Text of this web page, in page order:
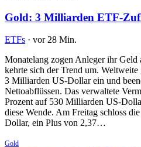
Gold: 3 Milliarden ETF-
ETFs · vor 28 Min.
Monatelang zogen Anleger ihr
kehrte sich der Trend um. Weltweite
3 Milliarden US-Dollar ein und
Nettoabflüssen. Das verwaltete
Prozent auf 530 Milliarden US-
diese Wende. Am Freitag schloss
Dollar, ein Plus von 2,37…
Gold